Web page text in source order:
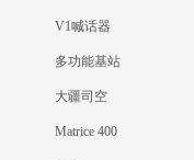
V1喊话器
多功能基站
大疆司空
Matrice 400